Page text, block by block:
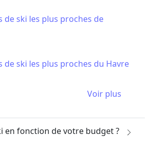
de ski les plus proches de
de ski les plus proches du Havre
Voir plus
en fonction de votre budget ?